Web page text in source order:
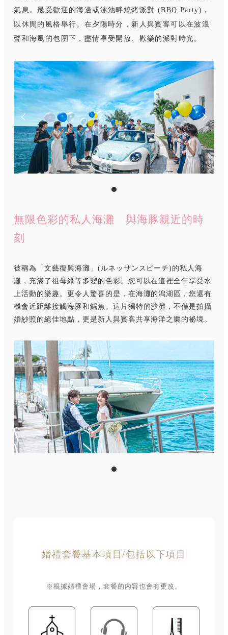
氣息。最受歡迎的海邊或泳池畔燒烤派對 (BBQ Party)，
以休閒的風格舉行。在夕陽時分，新人與賓客可以在波浪
聲和海風的包圍下，盡情享受開放、歡樂的派對時光。
無限色彩的私人海灘 與海豚親近的時
刻
被稱為「文藝復興海灘」(ルネッサンスビーチ)的私人海
灘，充滿了祖母綠等多變的色彩。您可以在這裡全年享受水
上活動的樂趣。更令人驚喜的是，在海灘的潟湖區，您還有
機會近距離接觸海豚和鰩魚。這片獨特的沙灘，不僅是拍攝
婚紗照的絕佳地點，更是新人與賓客共享海洋之樂的祕境。
婚禮套餐基本項目/包括以下項目
※根據婚禮會場，套餐的內容也會有更改。